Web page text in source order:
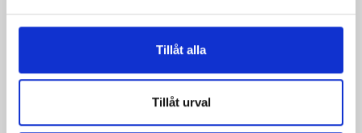
Tillåt alla
Tillåt urval
ex (2025).